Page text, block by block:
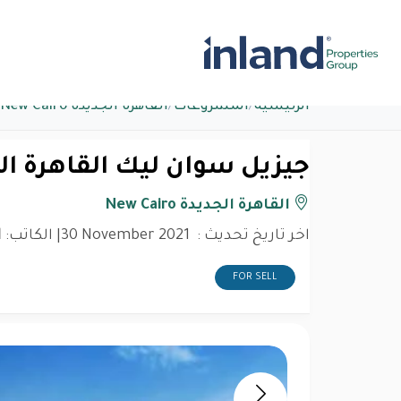
الرئيسية/المشروعات /القاهرة الجديدة New Cairo
جيزيل سوان ليك القاهرة
القاهرة الجديدة New Cairo
اخر تاريخ تحديث :
30 November 2021 | الكاتب:
FOR SELL